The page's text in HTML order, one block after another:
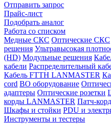
Отправить запрос
Прайс-лист
Подобрать аналог
Работа со списком
Медные СКС Оптические СКС
решения Ультравысокая
(HD) Модульные решения
кабели Распределительный
Кабель FTTH LANMASTER
cord ВО оборудование
адаптеры Оптические розетки
корды LANMASTER Патч-
Шкафы и стойки PDU и
Инструменты и тестеры